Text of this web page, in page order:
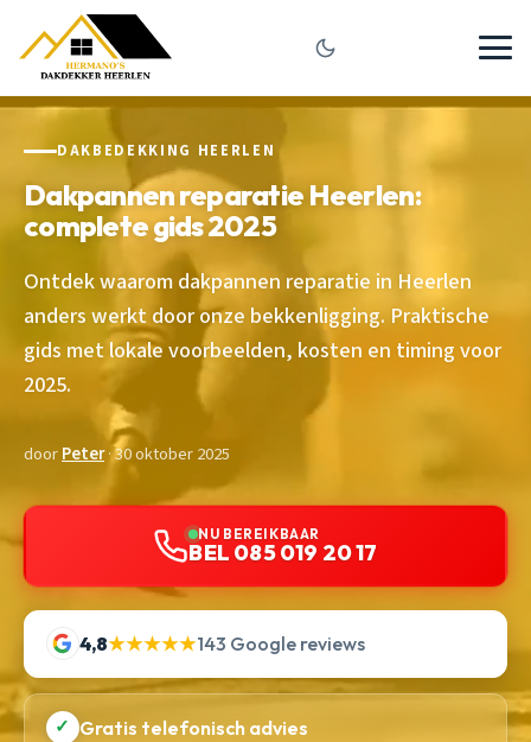
DAKBEDEKKING HEERLEN
Dakpannen reparatie Heerlen:
complete gids 2025
Ontdek waarom dakpannen reparatie in Heerlen
anders werkt door onze bekkenligging. Praktische
gids met lokale voorbeelden, kosten en timing voor
2025.
doorPeter· 30 oktober 2025
NU BEREIKBAAR
BEL 085 019 20 17
4,8★★★★★143 Google reviews
✓ Gratis telefonisch advies